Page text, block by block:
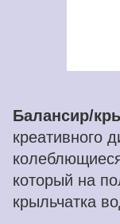
Балансир/
креативного
который на
крыльчатка